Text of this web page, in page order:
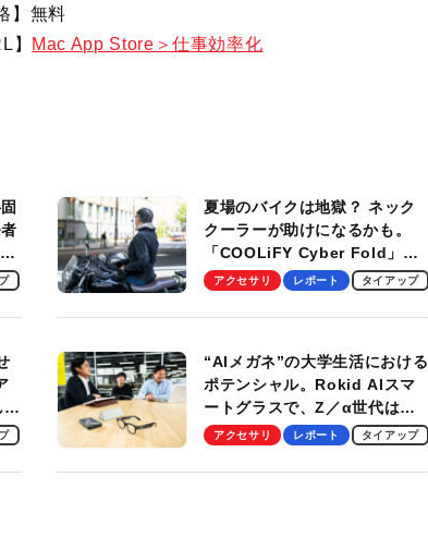
】無料
】
Mac App Store＞仕事効率化
夏場のバイクは地獄？ ネック
クーラーが助けになるかも。
「COOLiFY Cyber Fold」レ
ビュー。冷却の速さ、密着する
性がグッド！
アクセサリ レポート タイアップ
“AIメガネ”の大学生活における
ポテンシャル。Rokid AIスマ
ートグラスで、Z／α世代は何
を見る？ 現役学生起業家、そ
【PR】
アクセサリ レポート タイアップ